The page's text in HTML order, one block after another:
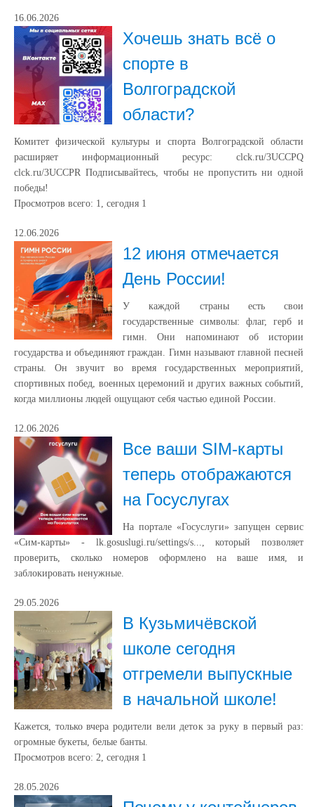
16.06.2026
Хочешь знать всё о
спорте в
Волгоградской
области?
Комитет физической культуры и спорта Волгоградской области
расширяет информационный ресурс: clck.ru/3UCCPQ
clck.ru/3UCCPR Подписывайтесь, чтобы не пропустить ни одной
победы!
Просмотров всего: 1, сегодня 1
12.06.2026
12 июня отмечается
День России!
У каждой страны есть свои
государственные символы: флаг, герб и
гимн. Они напоминают об истории
государства и объединяют граждан. Гимн называют главной песней
страны. Он звучит во время государственных мероприятий,
спортивных побед, военных церемоний и других важных событий,
когда миллионы людей ощущают себя частью единой России.
12.06.2026
Все ваши SIM-карты
теперь отображаются
на Госуслугах
На портале «Госуслуги» запущен сервис
«Сим-карты» - lk.gosuslugi.ru/settings/s..., который позволяет
проверить, сколько номеров оформлено на ваше имя, и
заблокировать ненужные.
29.05.2026
В Кузьмичёвской
школе сегодня
отгремели выпускные
в начальной школе!
Кажется, только вчера родители вели деток за руку в первый раз:
огромные букеты, белые банты.
Просмотров всего: 2, сегодня 1
28.05.2026